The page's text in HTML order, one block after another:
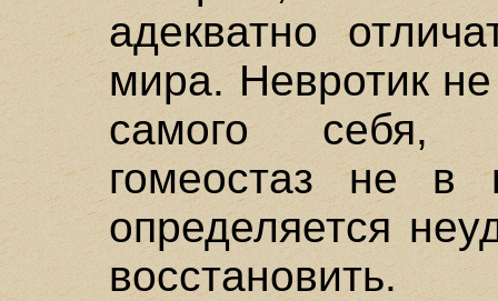
адекватно
мира. Невротик
самого себя,
гомеостаз не в
определяется
восстановить.